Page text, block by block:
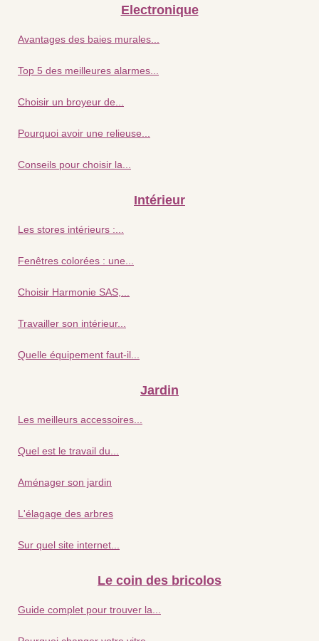
Electronique
Avantages des baies murales...
Top 5 des meilleures alarmes...
Choisir un broyeur de...
Pourquoi avoir une relieuse...
Conseils pour choisir la...
Intérieur
Les stores intérieurs :...
Fenêtres colorées : une...
Choisir Harmonie SAS,...
Travailler son intérieur...
Quelle équipement faut-il...
Jardin
Les meilleurs accessoires...
Quel est le travail du...
Aménager son jardin
L'élagage des arbres
Sur quel site internet...
Le coin des bricolos
Guide complet pour trouver la...